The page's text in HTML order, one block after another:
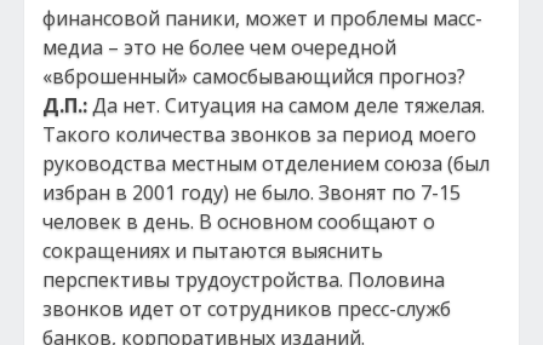
финансовой паники, может и проблемы масс-
медиа – это не более чем очередной
«вброшенный» самосбывающийся прогноз?
Д.П.:Да нет. Ситуация на самом деле тяжелая.
Такого количества звонков за период моего
руководства местным отделением союза (был
избран в 2001 году) не было. Звонят по 7-15
человек в день. В основном сообщают о
сокращениях и пытаются выяснить
перспективы трудоустройства. Половина
звонков идет от сотрудников пресс-служб
банков, корпоративных изданий.